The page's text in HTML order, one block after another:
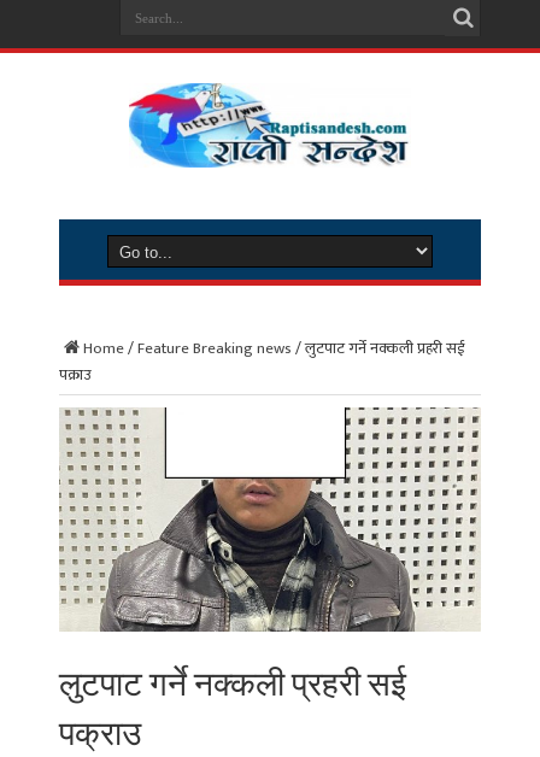
Home/Feature Breaking news/लुटपाट गर्ने नक्कली प्रहरी सई
पक्राउ
लुटपाट गर्ने नक्कली प्रहरी सई
पक्राउ